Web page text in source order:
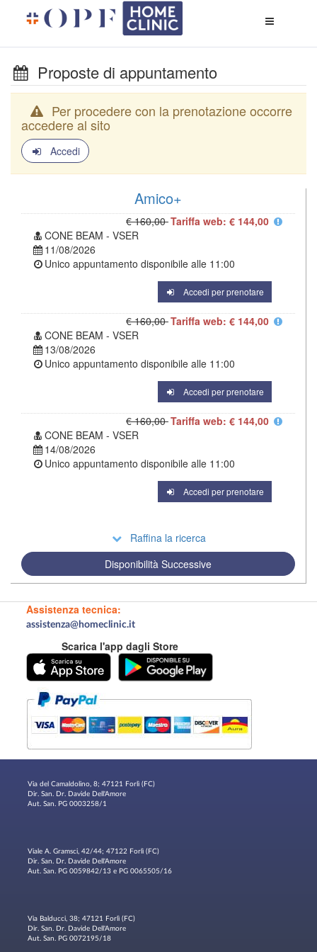
di
Proposte di appuntamento
Per procedere con la prenotazione occorre
accedere al sito
Accedi
Amico+
€ 160,00Tariffa web: € 144,00
CONE BEAM - VSER
11/08/2026
Unico appuntamento disponibile alle 11:00
Accedi per prenotare
€ 160,00Tariffa web: € 144,00
CONE BEAM - VSER
13/08/2026
Unico appuntamento disponibile alle 11:00
Accedi per prenotare
€ 160,00Tariffa web: € 144,00
CONE BEAM - VSER
14/08/2026
Unico appuntamento disponibile alle 11:00
Accedi per prenotare
Raffina la ricerca
Disponibilità Successive
Assistenza tecnica:
assistenza@homeclinic.it
Scarica l'app dagli Store
Via del Camaldolino, 8; 47121 Forlì (FC)
Dir. San. Dr. Davide Dell'Amore
Aut. San. PG 0003258/1
Viale A. Gramsci, 42/44; 47122 Forlì (FC)
Dir. San. Dr. Davide Dell'Amore
Aut. San. PG 0059842/13 e PG 0065505/16
Via Balducci, 38; 47121 Forlì (FC)
Dir. San. Dr. Davide Dell'Amore
Aut. San. PG 0072195/18